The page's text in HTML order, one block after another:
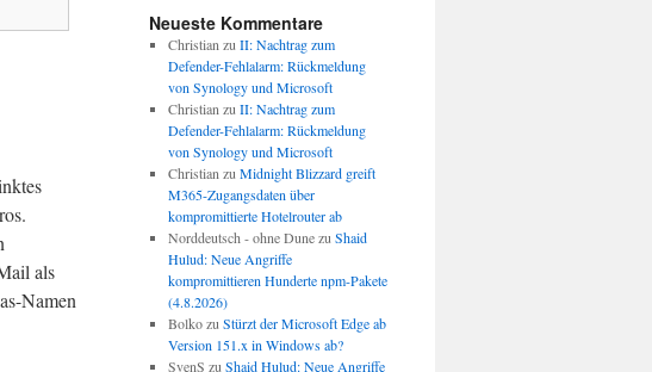
als
Namen
Neueste Kommentare
Christian zu II: Nachtrag zum
Defender-Fehlalarm: Rückmeldung
von Synology und Microsoft
Christian zu II: Nachtrag zum
Defender-Fehlalarm: Rückmeldung
von Synology und Microsoft
Christian zu Midnight Blizzard greift
M365-Zugangsdaten über
kompromittierte Hotelrouter ab
Norddeutsch - ohne Dunezu Shaid
Hulud: Neue Angriffe
kompromittieren Hunderte npm-Pakete
(4.8.2026)
Bolkozu Stürzt der Microsoft Edge ab
Version 151.x in Windows ab?
SvenS zu Shaid Hulud: Neue Angriffe